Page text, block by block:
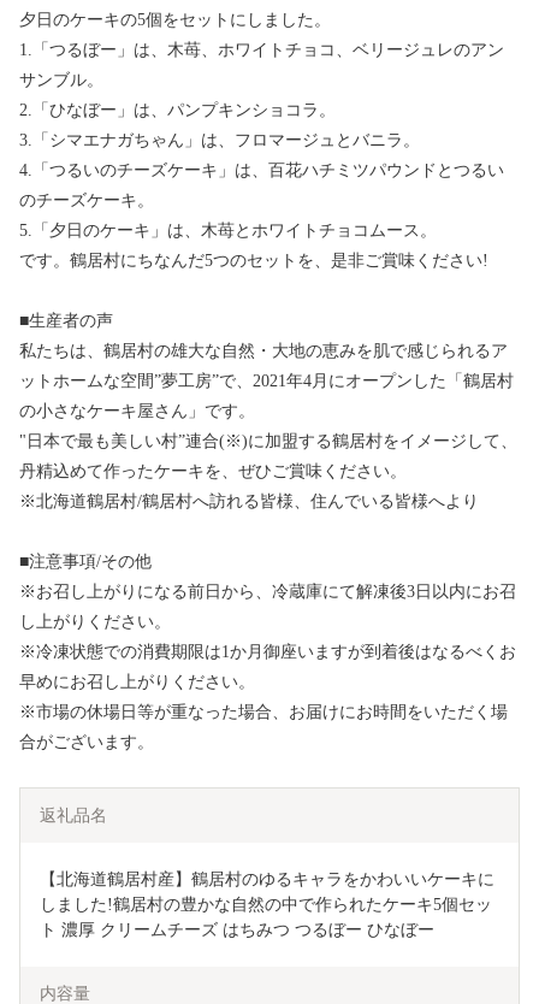
夕日のケーキの5個をセットにしました。
1.「つるぼー」は、木苺、ホワイトチョコ、ベリージュレのアン
サンブル。
2.「ひなぼー」は、パンプキンショコラ。
3.「シマエナガちゃん」は、フロマージュとバニラ。
4.「つるいのチーズケーキ」は、百花ハチミツパウンドとつるい
のチーズケーキ。
5.「夕日のケーキ」は、木苺とホワイトチョコムース。
です。鶴居村にちなんだ5つのセットを、是非ご賞味ください!
■生産者の声
私たちは、鶴居村の雄大な自然・大地の恵みを肌で感じられるア
ットホームな空間”夢工房”で、2021年4月にオープンした「鶴居村
の小さなケーキ屋さん」です。
"日本で最も美しい村”連合(※)に加盟する鶴居村をイメージして、
丹精込めて作ったケーキを、ぜひご賞味ください。
※北海道鶴居村/鶴居村へ訪れる皆様、住んでいる皆様へより
■注意事項/その他
※お召し上がりになる前日から、冷蔵庫にて解凍後3日以内にお召
し上がりください。
※冷凍状態での消費期限は1か月御座いますが到着後はなるべくお
早めにお召し上がりください。
※市場の休場日等が重なった場合、お届けにお時間をいただく場
合がございます。
返礼品名
【北海道鶴居村産】鶴居村のゆるキャラをかわいいケーキに
しました!鶴居村の豊かな自然の中で作られたケーキ5個セッ
ト 濃厚 クリームチーズ はちみつ つるぼー ひなぼー
内容量